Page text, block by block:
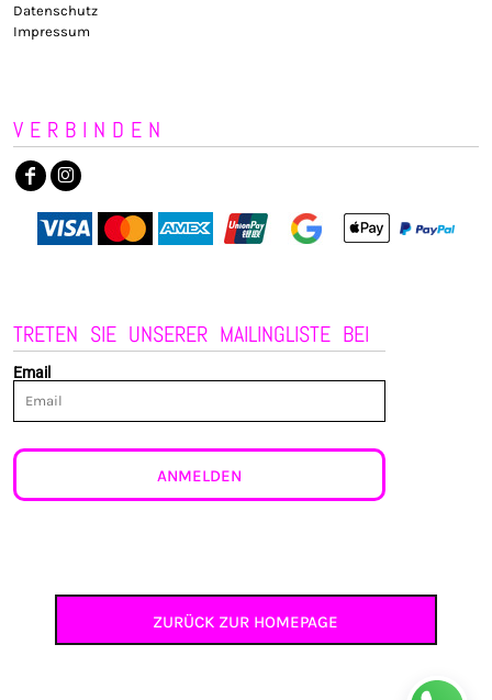
Datenschutz
Impressum
VERBINDEN
TRETEN SIE UNSERER MAILINGLISTE BEI
Email
ANMELDEN
ZURÜCK ZUR HOMEPAGE